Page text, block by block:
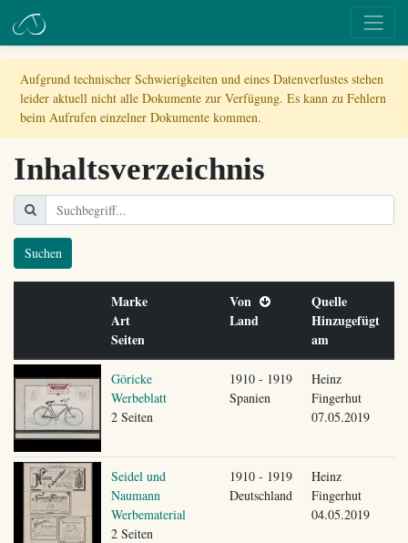
Aufgrund technischer Schwierigkeiten und eines Datenverlustes stehen
leider aktuell nicht alle Dokumente zur Verfügung. Es kann zu Fehlern
beim Aufrufen einzelner Dokumente kommen.
Inhaltsverzeichnis
Suchen
Marke
Art
Seiten
Von
Land
Quelle
Hinzugefügt
am
Göricke
Werbeblatt
2 Seiten
1910 - 1919
Spanien
Heinz
Fingerhut
07.05.2019
Seidel und
Naumann
Werbematerial
2 Seiten
1910 - 1919
Deutschland
Heinz
Fingerhut
04.05.2019